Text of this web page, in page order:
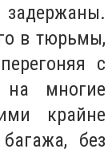
в тюрьмы,
с
многие
крайне
без